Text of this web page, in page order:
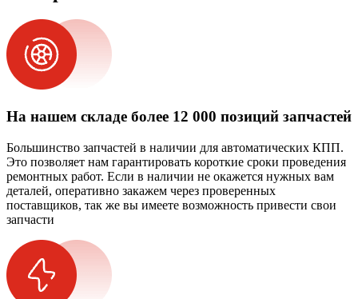
На нашем складе более 12 000 позиций запчастей
Большинство запчастей в наличии для автоматических КПП.
Это позволяет нам гарантировать короткие сроки проведения
ремонтных работ. Если в наличии не окажется нужных вам
деталей, оперативно закажем через проверенных
поставщиков, так же вы имеете возможность привести свои
запчасти